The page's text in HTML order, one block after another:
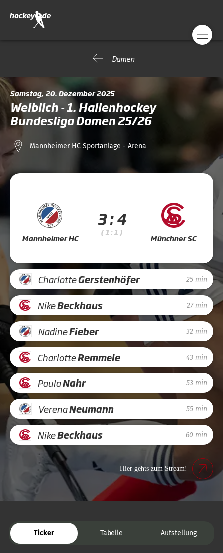
Damen
Samstag, 20. Dezember 2025
Weiblich - 1. Hallenhockey
Bundesliga Damen 25/26
Mannheimer HC Sportanlage - Arena
Mannheimer HC
3 : 4
( 1 : 1 )
Münchner SC
CharlotteGerstenhöfer 25 min
NikeBeckhaus 27 min
NadineFieber 32 min
CharlotteRemmele 43 min
PaulaNahr 53 min
VerenaNeumann 55 min
NikeBeckhaus 60 min
Hier gehts zum Stream!
Ticker Tabelle Aufstellung